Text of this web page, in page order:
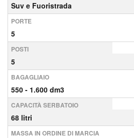
Suv e Fuoristrada
PORTE
5
POSTI
5
BAGAGLIAIO
550 - 1.600 dm3
CAPACITÀ SERBATOIO
68 litri
MASSA IN ORDINE DI MARCIA